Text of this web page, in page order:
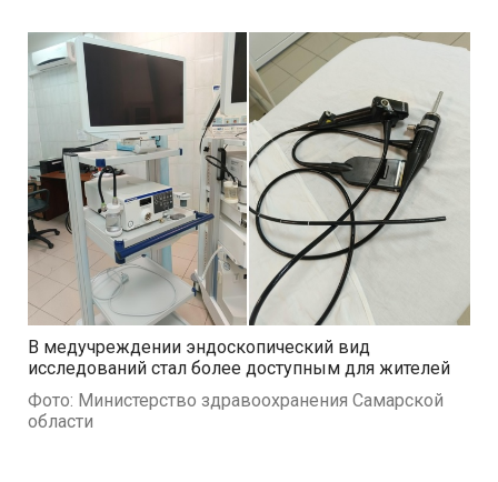
В медучреждении эндоскопический вид
исследований стал более доступным для жителей
Фото: Министерство здравоохранения Самарской
области